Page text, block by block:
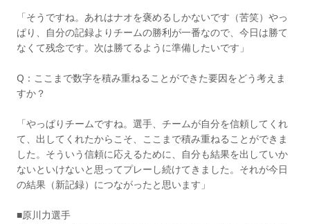
「そうですね。あれはナオを褒めるしかないです（苦笑）やっ
ぱり、自分の記録よりチームの勝利が一番なので、今日は勝て
なくて残念です。次は勝てるように準備したいです」
Q：ここまで数字を積み重ねることができた要因をどう考えま
すか？
「やっぱりチームですね。選手、チームが自分を信頼してくれ
て、出してくれたからこそ、ここまで積み重ねることができま
した。そういう信頼に応えるために、自分も結果を出していか
ないといけないと思ってプレーし続けてきました。それが今日
の結果（新記録）につながったと思います」
■原川力選手